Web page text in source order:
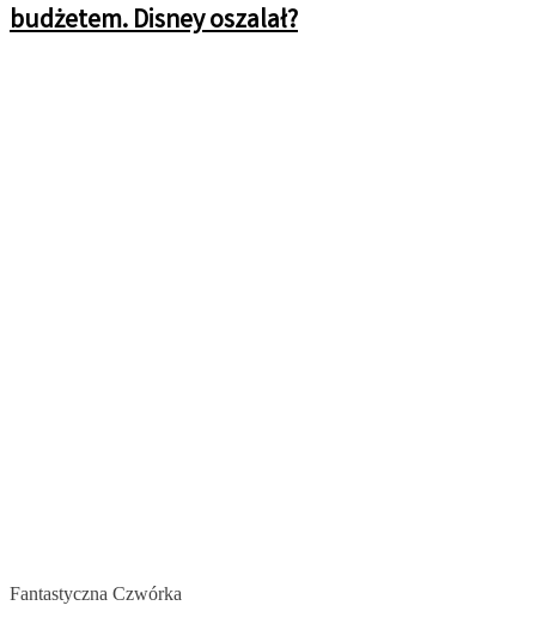
budżetem. Disney oszalał?
Fantastyczna Czwórka